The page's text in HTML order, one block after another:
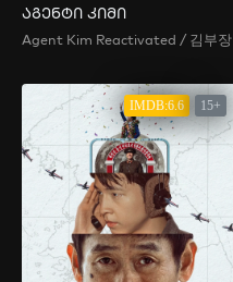
აგენტი კიმი
Agent Kim Reactivated / 김부장
IMDB:6.6 15+